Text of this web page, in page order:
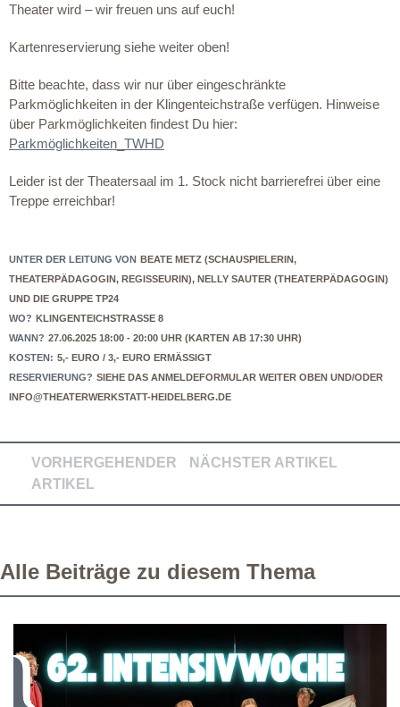
Theater wird – wir freuen uns auf euch!
Kartenreservierung siehe weiter oben!
Bitte beachte, dass wir nur über eingeschränkte
Parkmöglichkeiten in der Klingenteichstraße verfügen. Hinweise
über Parkmöglichkeiten findest Du hier:
Parkmöglichkeiten_TWHD
Leider ist der Theatersaal im 1. Stock nicht barrierefrei über eine
Treppe erreichbar!
UNTER DER LEITUNG VON BEATE METZ (SCHAUSPIELERIN,
THEATERPÄDAGOGIN, REGISSEURIN), NELLY SAUTER (THEATERPÄDAGOGIN)
UND DIE GRUPPE TP24
WO? KLINGENTEICHSTRASSE 8
WANN? 27.06.2025 18:00 - 20:00 UHR (KARTEN AB 17:30 UHR)
KOSTEN: 5,- EURO / 3,- EURO ERMÄSSIGT
RESERVIERUNG? SIEHE DAS ANMELDEFORMULAR WEITER OBEN UND/ODER
INFO@THEATERWERKSTATT-HEIDELBERG.DE
VORHERGEHENDER
ARTIKEL
NÄCHSTER ARTIKEL
Alle Beiträge zu diesem Thema